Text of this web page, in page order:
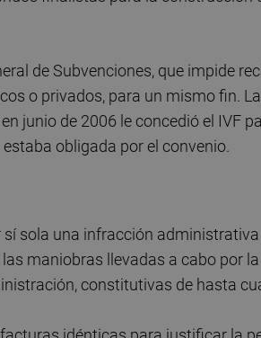
de Subvenciones, que impide
o privados, para un mismo fin.
junio de 2006 le concedió el IVF
obligada por el convenio.
sola una infracción
maniobras llevadas a cabo por
constitutivas de hasta